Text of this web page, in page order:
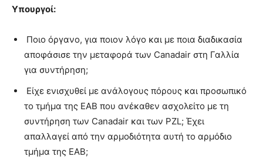
Υπουργοί:
Ποιο όργανο, για ποιον λόγο και με ποια διαδικασία
αποφάσισε την μεταφορά των Canadair στη Γαλλία
για συντήρηση;
Είχε ενισχυθεί με ανάλογους πόρους και προσωπικό
το τμήμα της ΕΑΒ που ανέκαθεν ασχολείτο με τη
συντήρηση των Canadair και των PZL; Έχει
απαλλαγεί από την αρμοδιότητα αυτή το αρμόδιο
τμήμα της ΕΑΒ;